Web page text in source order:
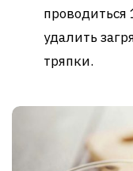
проводиться
удалить
тряпки.